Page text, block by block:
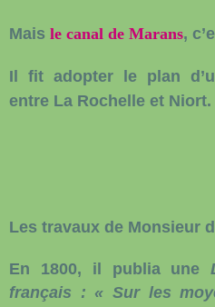
Mais le canal de Marans,
Il fit adopter le plan
entre La Rochelle et Niort.
Les travaux de Monsieur
En 1800, il publia une
français : « Sur les